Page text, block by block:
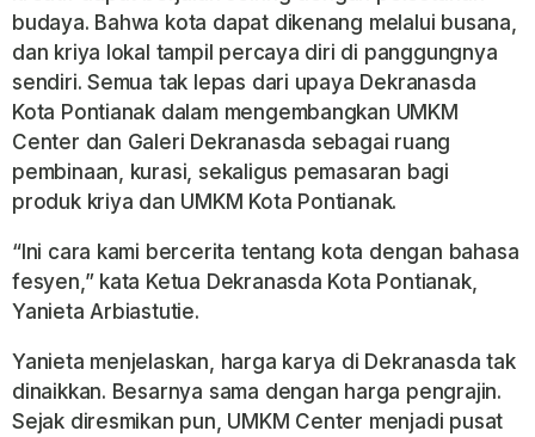
budaya. Bahwa kota dapat dikenang melalui busana,
dan kriya lokal tampil percaya diri di panggungnya
sendiri. Semua tak lepas dari upaya Dekranasda
Kota Pontianak dalam mengembangkan UMKM
Center dan Galeri Dekranasda sebagai ruang
pembinaan, kurasi, sekaligus pemasaran bagi
produk kriya dan UMKM Kota Pontianak.
“Ini cara kami bercerita tentang kota dengan bahasa
fesyen,” kata Ketua Dekranasda Kota Pontianak,
Yanieta Arbiastutie.
Yanieta menjelaskan, harga karya di Dekranasda tak
dinaikkan. Besarnya sama dengan harga pengrajin.
Sejak diresmikan pun, UMKM Center menjadi pusat